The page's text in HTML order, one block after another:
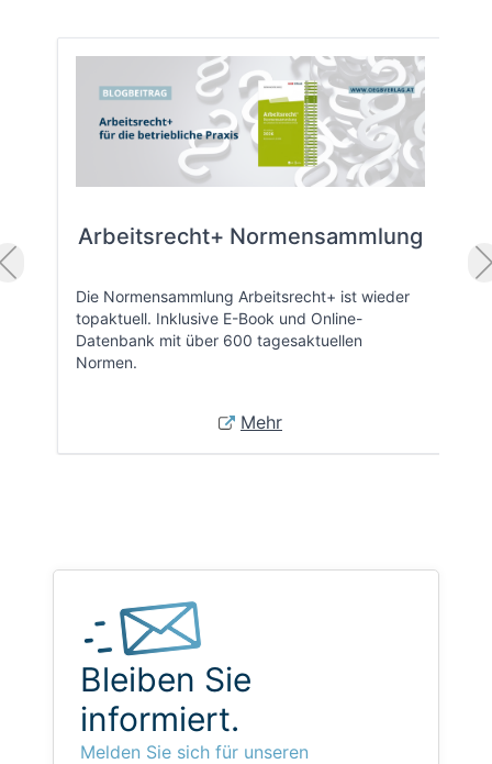
Arbeitsrecht+ Normensammlung
Die Normensammlung Arbeitsrecht+ ist wieder
topaktuell. Inklusive E-Book und Online-
Datenbank mit über 600 tagesaktuellen
Normen.
Mehr
Bleiben Sie
informiert.
Melden Sie sich für unseren